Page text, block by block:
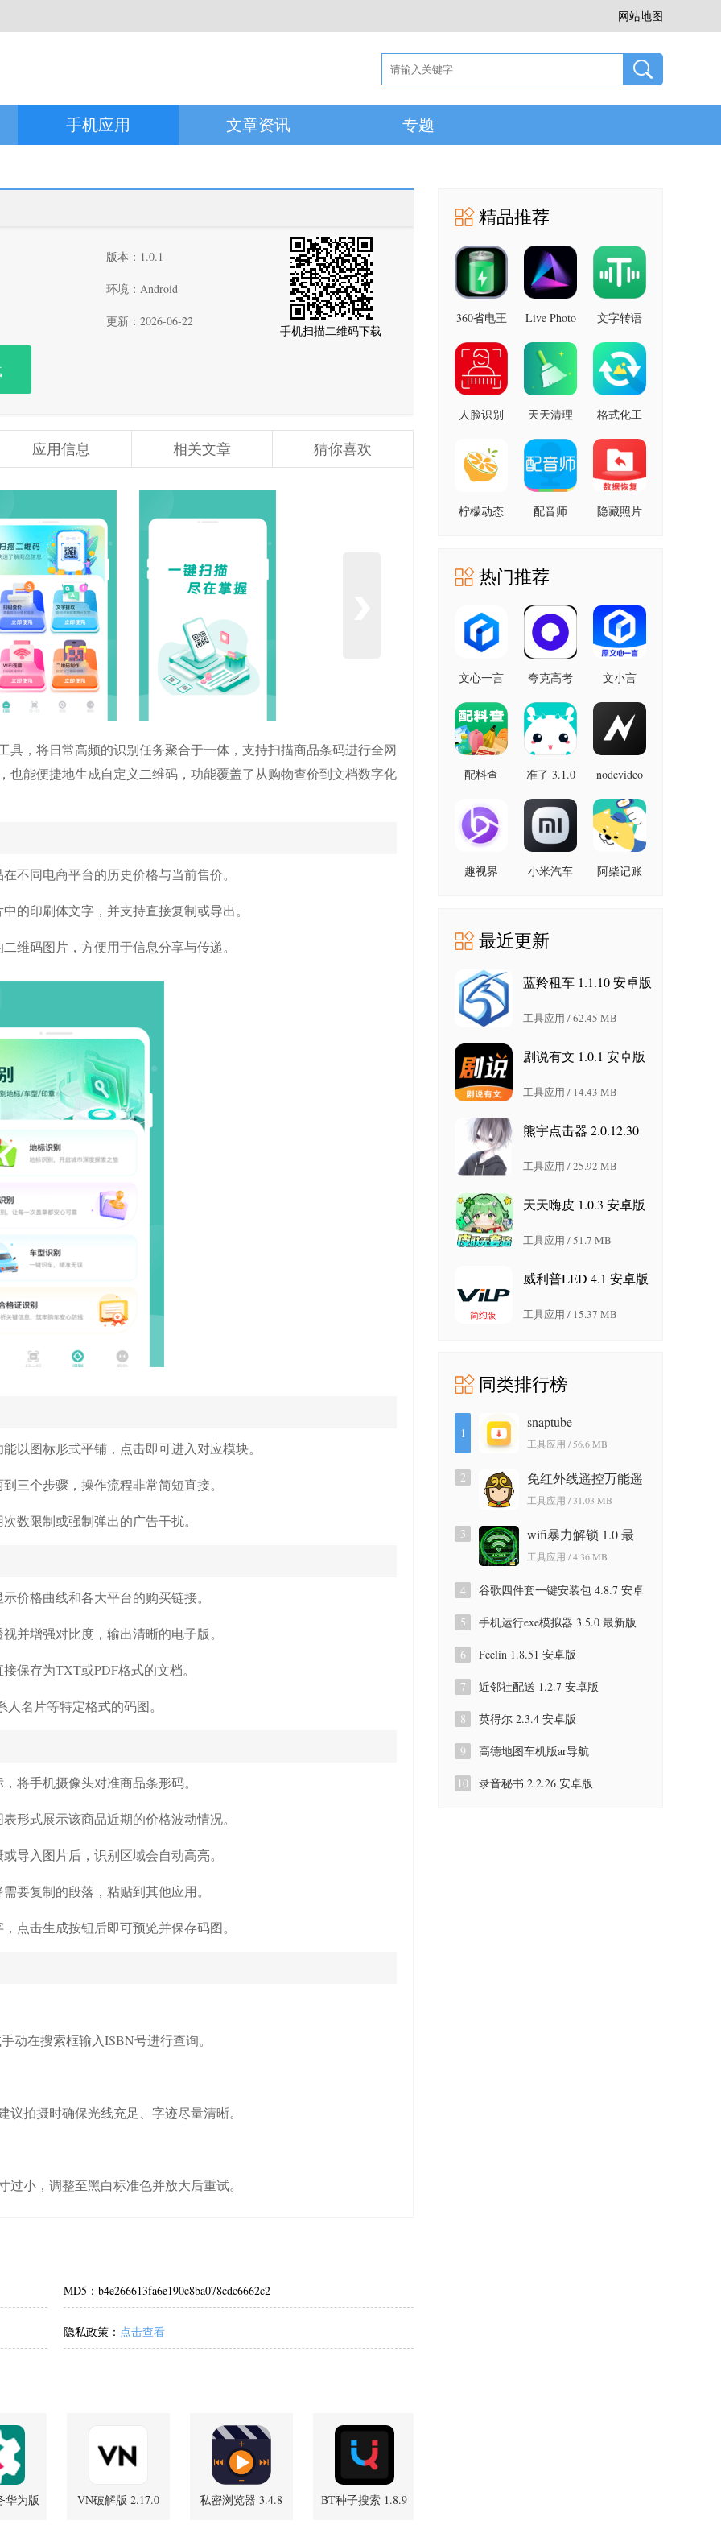
网站地图
手机应用 文章资讯 专题
版本：1.0.1
环境：Android
更新：2026-06-22
手机扫描二维码下载
应用信息 相关文章 猜你喜欢
具，将日常高频的识别任务聚合于一体，支持扫描商品条码进行全网
也能便捷地生成自定义二维码，功能覆盖了从购物查价到文档数字化
不同电商平台的历史价格与当前售价。
的印刷体文字，并支持直接复制或导出。
维码图片，方便用于信息分享与传递。
以图标形式平铺，点击即可进入对应模块。
三个步骤，操作流程非常简短直接。
数限制或强制弹出的广告干扰。
价格曲线和各大平台的购买链接。
并增强对比度，输出清晰的电子版。
保存为TXT或PDF格式的文档。
名片等特定格式的码图。
将手机摄像头对准商品条形码。
形式展示该商品近期的价格波动情况。
导入图片后，识别区域会自动高亮。
要复制的段落，粘贴到其他应用。
点击生成按钮后即可预览并保存码图。
动在搜索框输入ISBN号进行查询。
拍摄时确保光线充足、字迹尽量清晰。
小，调整至黑白标准色并放大后重试。
MD5：b4e266613fa6e190c8ba078cdc6662c2
隐私政策： 点击查看
华为版
VN破解版 2.17.0
私密浏览器 3.4.8
BT种子搜索 1.8.9
精品推荐
360省电王
版
Live Photo
文字转语
卓版
人脸识别
卓版
天天清理
格式化工
柠檬动态
配音师
隐藏照片
热门推荐
文心一言
5.16.0.10
最新版
夸克高考
最新版
文小言
配料查
版
准了 3.1.0
nodevideo
版
趣视界
小米汽车
阿柴记账
最近更新
蓝羚租车 1.1.10 安卓版
工具应用 / 62.45 MB
剧说有文 1.0.1 安卓版
工具应用 / 14.43 MB
熊宇点击器 2.0.12.30
工具应用 / 25.92 MB
天天嗨皮 1.0.3 安卓版
工具应用 / 51.7 MB
威利普LED 4.1 安卓版
工具应用 / 15.37 MB
同类排行榜
1
snaptube
7.64.1.76402001 安卓
工具应用 / 56.6 MB
2
免红外线遥控万能遥
控app 3.9.8.420 安卓
工具应用 / 31.03 MB
3
wifi暴力解锁 1.0 最
新版
工具应用 / 4.36 MB
4
谷歌四件套一键安装包 4.8.7 安卓
5
手机运行exe模拟器 3.5.0 最新版
6 Feelin 1.8.51 安卓版
7 近邻社配送 1.2.7 安卓版
8 英得尔 2.3.4 安卓版
9
高德地图车机版ar导航
10
录音秘书 2.2.26 安卓版